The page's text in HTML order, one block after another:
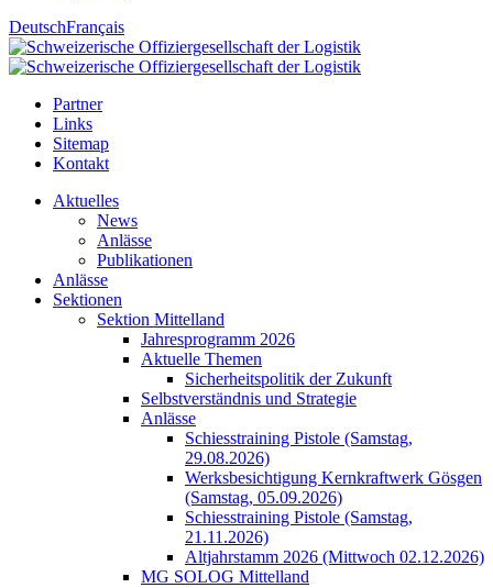
DeutschFrançais
Partner
Links
Sitemap
Kontakt
Aktuelles
News
Anlässe
Publikationen
Anlässe
Sektionen
Sektion Mittelland
Jahresprogramm 2026
Aktuelle Themen
Sicherheitspolitik der Zukunft
Selbstverständnis und Strategie
Anlässe
Schiesstraining Pistole (Samstag,
29.08.2026)
Werksbesichtigung Kernkraftwerk Gösgen
(Samstag, 05.09.2026)
Schiesstraining Pistole (Samstag,
21.11.2026)
Altjahrstamm 2026 (Mittwoch 02.12.2026)
MG SOLOG Mittelland